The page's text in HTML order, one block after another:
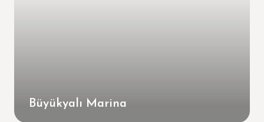
Büyükyalı Marina